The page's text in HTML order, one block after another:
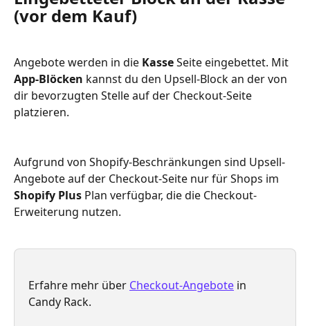
(vor dem Kauf)
Angebote werden in die Kasse Seite eingebettet. Mit
App-Blöcken kannst du den Upsell-Block an der von
dir bevorzugten Stelle auf der Checkout-Seite
platzieren.
Aufgrund von Shopify-Beschränkungen sind Upsell-
Angebote auf der Checkout-Seite nur für Shops im
Shopify Plus Plan verfügbar, die die Checkout-
Erweiterung nutzen.
Erfahre mehr über Checkout-Angebote in
Candy Rack.